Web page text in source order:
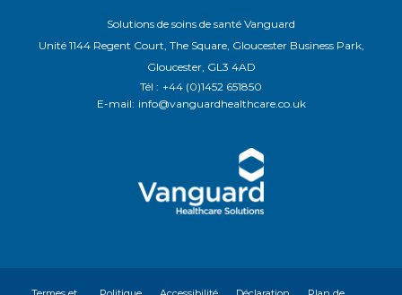
Solutions de soins de santé Vanguard
Unité 1144 Regent Court, The Square, Gloucester Business Park,
Gloucester, GL3 4AD
Tél : +44 (0)1452 651850
E-mail: info@vanguardhealthcare.co.uk